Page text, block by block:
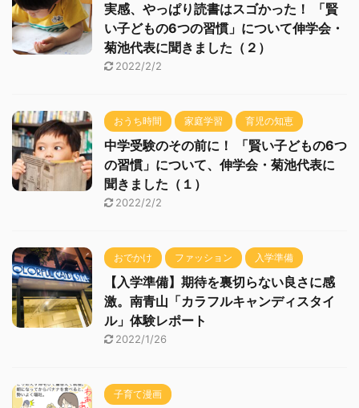
実感、やっぱり読書はスゴかった！ 「賢
い子どもの6つの習慣」について伸学会・
菊池代表に聞きました（２）
2022/2/2
おうち時間 家庭学習 育児の知恵
中学受験のその前に！ 「賢い子どもの6つ
の習慣」について、伸学会・菊池代表に
聞きました（１）
2022/2/2
おでかけ ファッション 入学準備
【入学準備】期待を裏切らない良さに感
激。南青山「カラフルキャンディスタイ
ル」体験レポート
2022/1/26
子育て漫画